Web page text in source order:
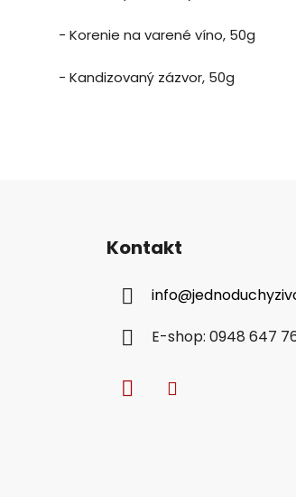
- Korenie na varené víno, 50g
- Kandizovaný zázvor, 50g
Kontakt
info@
E-shop: 0948 647